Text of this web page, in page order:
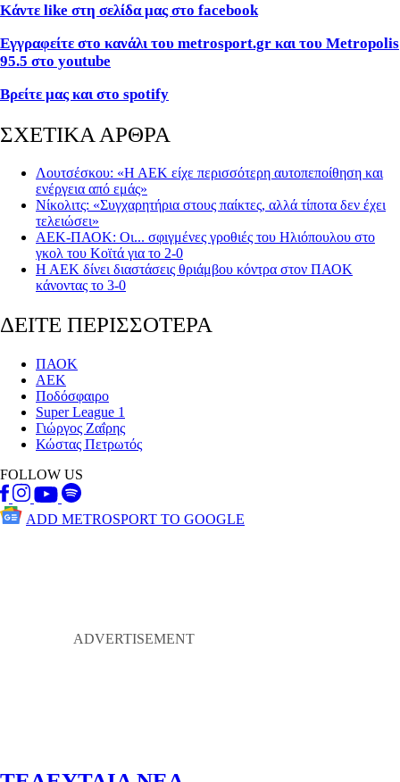
Κάντε like στη σελίδα μας στο facebook
Εγγραφείτε στο κανάλι του metrosport.gr και του Metropolis
95.5 στο youtube
Βρείτε μας και στο spotify
ΣΧΕΤΙΚΑ ΑΡΘΡΑ
Λουτσέσκου: «Η ΑΕΚ είχε περισσότερη αυτοπεποίθηση και
ενέργεια από εμάς»
Νίκολιτς: «Συγχαρητήρια στους παίκτες, αλλά τίποτα δεν έχει
τελειώσει»
ΑΕΚ-ΠΑΟΚ: Οι... σφιγμένες γροθιές του Ηλιόπουλου στο
γκολ του Κοϊτά για το 2-0
Η ΑΕΚ δίνει διαστάσεις θριάμβου κόντρα στον ΠΑΟΚ
κάνοντας το 3-0
ΔΕΙΤΕ ΠΕΡΙΣΣΟΤΕΡΑ
ΠΑΟΚ
ΑΕΚ
Ποδόσφαιρο
Super League 1
Γιώργος Ζαΐρης
Κώστας Πετρωτός
FOLLOW US
ADD METROSPORT TO GOOGLE